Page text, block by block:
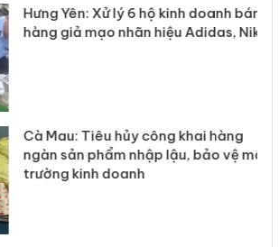
Hưng Yên: Xử lý 6 hộ kinh doanh bán
hàng giả mạo nhãn hiệu Adidas, Nike
Cà Mau: Tiêu hủy công khai hàng
ngàn sản phẩm nhập lậu, bảo vệ môi
trường kinh doanh